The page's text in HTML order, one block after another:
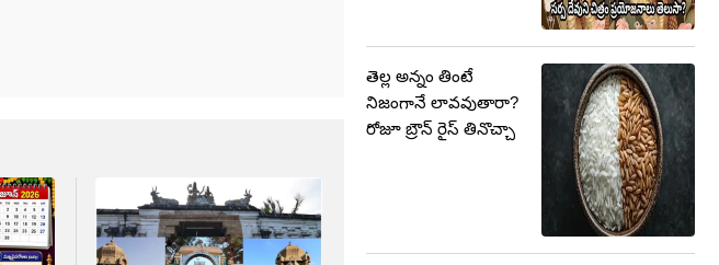
తెల్ల అన్నం తింటే
నిజంగానే లావవుతారా?
రోజూ బ్రౌన్‌ రైస్‌ తినొచ్చా